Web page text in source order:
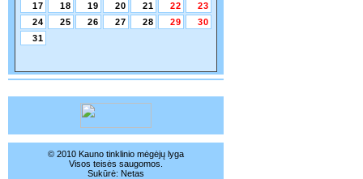
17
18 19 20 21 22
23
24
25 26 27 28 29
30
31
© 2010 Kauno tinklinio mėgėjų lyga
Visos teisės saugomos.
Sukūrė: Netas